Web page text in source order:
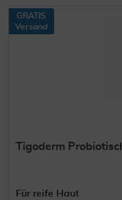
GRATIS
Versand
Tigoderm
Für reife Haut